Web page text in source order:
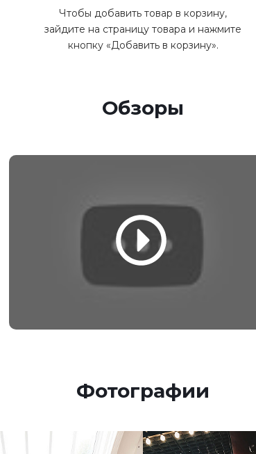
Чтобы добавить товар в корзину,
зайдите на страницу товара и нажмите
кнопку «Добавить в корзину».
Обзоры
Фотографии